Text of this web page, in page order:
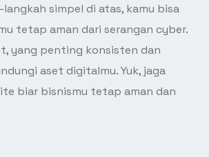
simpel di atas, kamu bisa
tetap aman dari serangan cyber.
yang penting konsisten dan
aset digitalmu. Yuk, jaga
biar bisnismu tetap aman dan